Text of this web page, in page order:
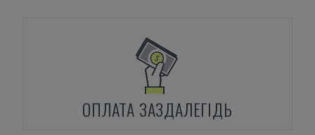
ОПЛАТА ЗАЗДАЛЕГІДЬ